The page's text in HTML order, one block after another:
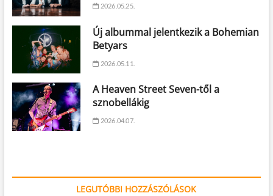
2026.05.25.
Új albummal jelentkezik a Bohemian
Betyars
2026.05.11.
A Heaven Street Seven-től a
sznobellákig
2026.04.07.
LEGUTÓBBI HOZZÁSZÓLÁSOK